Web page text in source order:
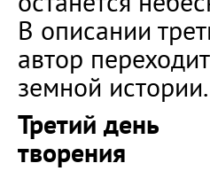
В описании
автор
земной истории.
Третий день
творения